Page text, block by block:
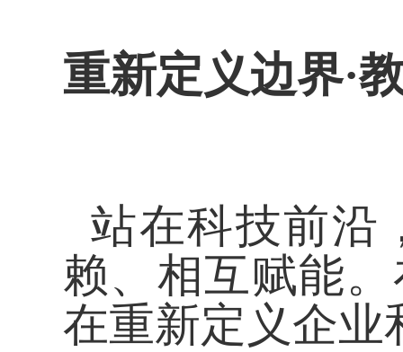
重新定义边界·
站在科技前沿
赖、相互赋能
在重新定义企业